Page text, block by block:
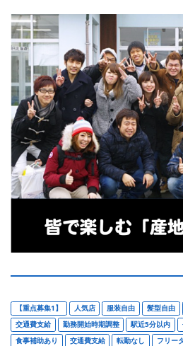
【重点募集1】 人気店 服装自由 髪型自由
交通費支給
勤務開始時期調整 駅近5分以内
食事補助あり
交通費支給 転勤なし フリー